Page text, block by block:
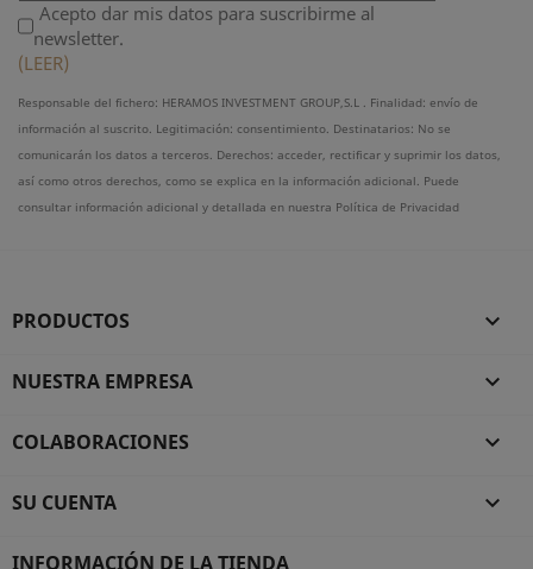
Acepto dar mis datos para suscribirme al
newsletter.
(LEER)
Responsable del fichero: HERAMOS INVESTMENT GROUP,S.L . Finalidad: envío de
información al suscrito. Legitimación: consentimiento. Destinatarios: No se
comunicarán los datos a terceros. Derechos: acceder, rectificar y suprimir los datos,
así como otros derechos, como se explica en la información adicional. Puede
consultar información adicional y detallada en nuestra Política de Privacidad
PRODUCTOS 
NUESTRA EMPRESA 
COLABORACIONES 
SU CUENTA 
INFORMACIÓN DE LA TIENDA